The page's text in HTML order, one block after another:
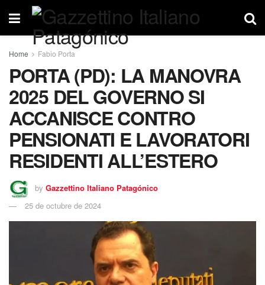
Home Fabio Porta
PORTA (PD): LA MANOVRA
2025 DEL GOVERNO SI
ACCANISCE CONTRO
PENSIONATI E LAVORATORI
RESIDENTI ALL’ESTERO
by Gazzettino Italiano Patagónico
25 de octubre de 2024